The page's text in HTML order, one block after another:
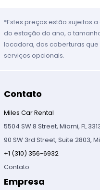
*Estes preços estão sujeitos
do estação do ano, o
locadora, das coberturas
serviços opcionais.
Contato
Miles Car Rental
5504 SW 8 Street, Miami, FL
90 SW 3rd Street, Suite 2803,
+1 (310) 356-6932
Contato
Empresa